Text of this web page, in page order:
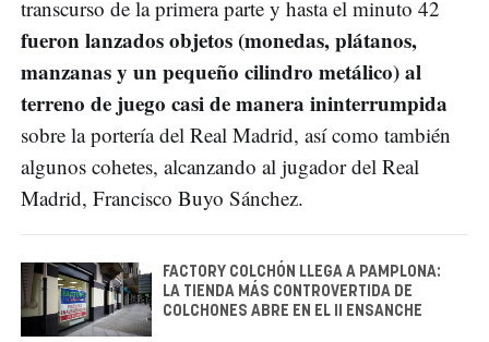
transcurso de la primera parte y hasta el minuto 42
fueron lanzados objetos (monedas, plátanos,
manzanas y un pequeño cilindro metálico) al
terreno de juego casi de manera ininterrumpida
sobre la portería del Real Madrid, así como también
algunos cohetes, alcanzando al jugador del Real
Madrid, Francisco Buyo Sánchez.
FACTORY COLCHÓN LLEGA A PAMPLONA:
LA TIENDA MÁS CONTROVERTIDA DE
COLCHONES ABRE EN EL II ENSANCHE